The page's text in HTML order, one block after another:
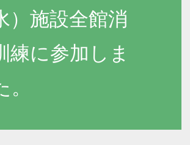
）施設全館消
練に参加しま
。